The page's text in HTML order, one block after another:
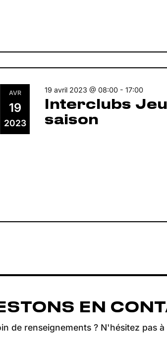
AVR
19
2023
19 avril 2023 @ 08:00 -17:00
Interclubs
saison
EN
de renseignements ? N'hésitez pas